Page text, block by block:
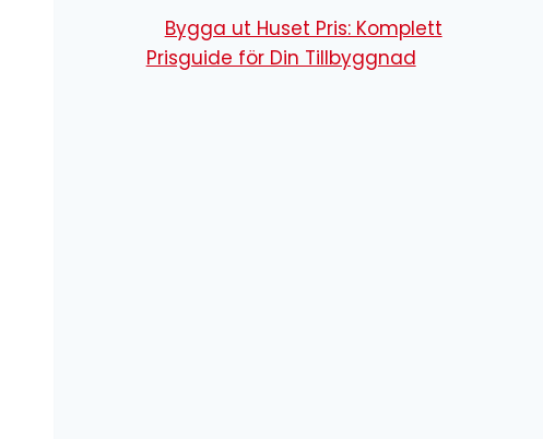
Bygga ut Huset Pris: Komplett
Prisguide för Din Tillbyggnad